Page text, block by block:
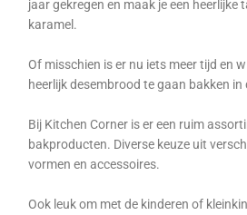
jaar gekregen en maak je een heerlijke
karamel.
Of misschien is er nu iets meer tijd en
heerlijk desembrood te gaan bakken in
Bij Kitchen Corner is er een ruim
bakproducten. Diverse keuze uit
vormen en accessoires.
Ook leuk om met de kinderen of